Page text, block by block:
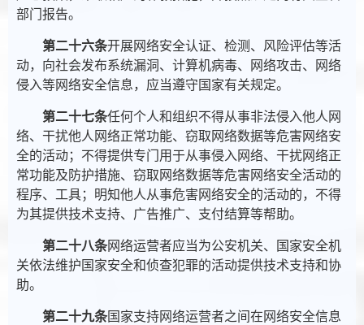
部门报告。
第二十六条开展网络安全认证、检测、风险评估等活
动，向社会发布系统漏洞、计算机病毒、网络攻击、网络
侵入等网络安全信息，应当遵守国家有关规定。
第二十七条任何个人和组织不得从事非法侵入他人网
络、干扰他人网络正常功能、窃取网络数据等危害网络安
全的活动；不得提供专门用于从事侵入网络、干扰网络正
常功能及防护措施、窃取网络数据等危害网络安全活动的
程序、工具；明知他人从事危害网络安全的活动的，不得
为其提供技术支持、广告推广、支付结算等帮助。
第二十八条网络运营者应当为公安机关、国家安全机
关依法维护国家安全和侦查犯罪的活动提供技术支持和协
助。
第二十九条国家支持网络运营者之间在网络安全信息